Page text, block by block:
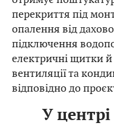
перекриття під
опалення від
підключення
електричні щитки
вентиляції та
відповідно до
У